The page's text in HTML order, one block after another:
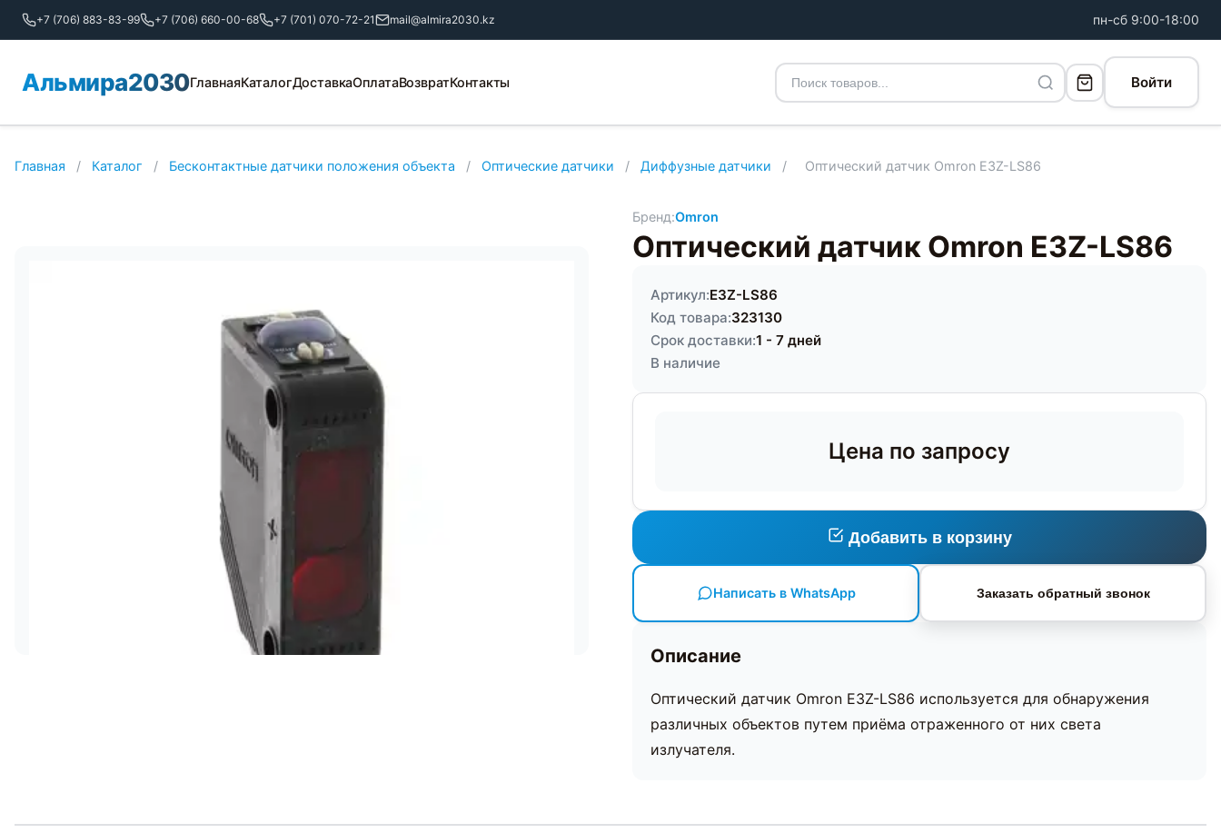
+7 (706) 883-83-99 +7 (706) 660-00-68 +7 (701) 070-72-21 mail@almira2030.kz пн-сб 9:00-18:00
Альмира2030ГлавнаяКаталогДоставкаОплатаВозвратКонтакты Войти
Главная / Каталог / Бесконтактные датчики положения объекта / Оптические датчики / Диффузные датчики / Оптический датчик Omron E3Z-LS86
Бренд:Omron
Оптический датчик Omron E3Z-LS86
Артикул:E3Z-LS86
Код товара:323130
Срок доставки:1 - 7 дней
В наличие
Цена по запросу
Добавить в корзину
Написать в WhatsApp Заказать обратный звонок
Описание
Оптический датчик Omron E3Z-LS86 используется для обнаружения
различных объектов путем приёма отраженного от них света
излучателя.